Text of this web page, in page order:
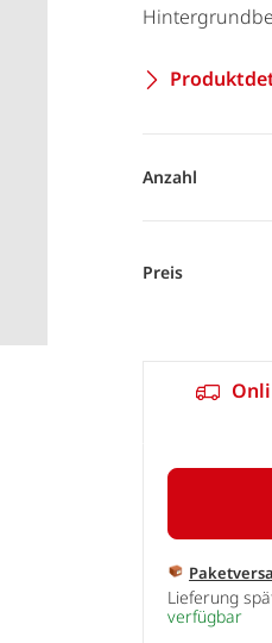
Anzahl
Preis
Lieferung
verfügbar